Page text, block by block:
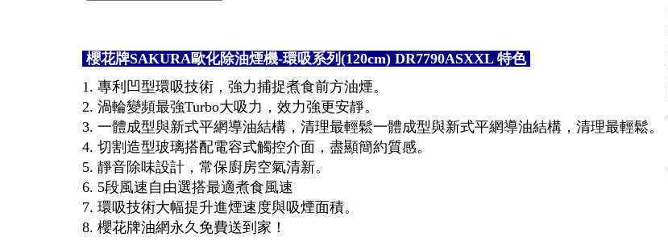
櫻花牌SAKURA歐化除油煙機-環吸系列(120cm) DR7790ASXXL 特色
1. 專利凹型環吸技術，強力捕捉煮食前方油煙。
2. 渦輪變頻最強Turbo大吸力，效力強更安靜。
3. 一體成型與新式平網導油結構，清理最輕鬆一體成型與新式平網導油結構，清理最輕鬆。
4. 切割造型玻璃搭配電容式觸控介面，盡顯簡約質感。
5. 靜音除味設計，常保廚房空氣清新。
6. 5段風速自由選搭最適煮食風速
7. 環吸技術大幅提升進煙速度與吸煙面積。
8. 櫻花牌油網永久免費送到家！